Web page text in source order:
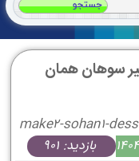
سوهان همان
make2-sohan1-
1404
بازدید: 901